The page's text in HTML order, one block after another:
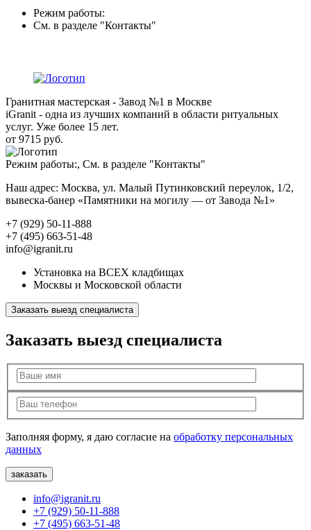
Режим работы:
См. в разделе "Контакты"
Гранитная мастерская - Завод №1 в Москве
iGranit - одна из лучших компаний в области ритуальных
услуг. Уже более 15 лет.
от 9715 руб.
Режим работы:, См. в разделе "Контакты"
Наш адрес: Москва, ул. Малый Путинковский переулок, 1/2,
вывеска-банер «Памятники на могилу — от Завода №1»
+7 (929) 50-11-888
+7 (495) 663-51-48
info@igranit.ru
Установка на ВСЕХ кладбищах
Москвы и Московской области
Заказать выезд специалиста
Заказать выезд специалиста
Заполняя форму, я даю согласие на обработку персональных
данных
info@igranit.ru
+7 (929) 50-11-888
+7 (495) 663-51-48